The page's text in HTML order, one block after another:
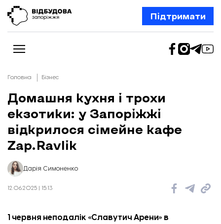
Підтримати
Новини
Відбудова Запоріжжя
Ексклюзив
Бізнес
Шлях додому
Колонки
Про нас
Редакційна політика
Головна Бізнес
Домашня кухня і трохи
екзотики: у Запоріжжі
відкрилося сімейне кафе
Zap.Ravlik
Дарія Симоненко
12.06.2025 | 15:13
1 червня неподалік «Славутич Арени» в